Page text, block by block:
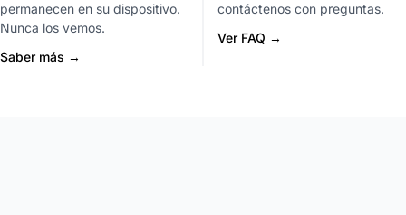
permanecen en su dispositivo.
Nunca los vemos.
Saber más →
contáctenos con preguntas.
Ver FAQ →